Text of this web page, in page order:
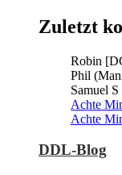
Zuletzt
Robin
Phil
Samuel
Achte
Achte
DDL-Blog